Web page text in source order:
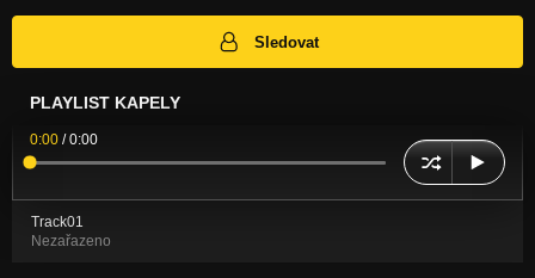
Sledovat
PLAYLIST KAPELY
0:00 /0:00
Track01
Nezařazeno